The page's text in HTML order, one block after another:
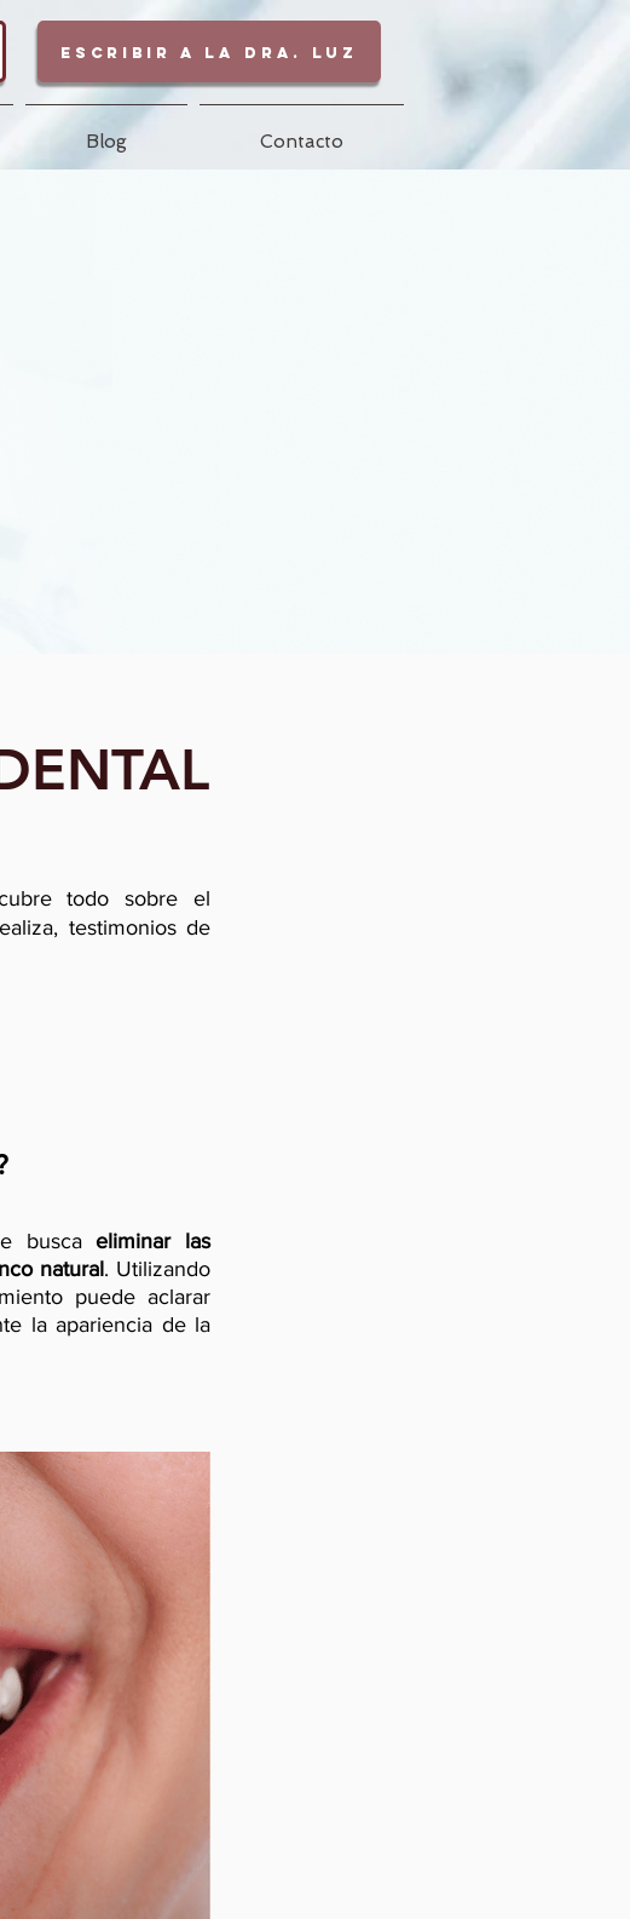
Escribir a la Dra. Luz
Blog Contacto
todo sobre el
testimonios de
buscaeliminar las
natural. Utilizando
puede aclarar
la apariencia de la